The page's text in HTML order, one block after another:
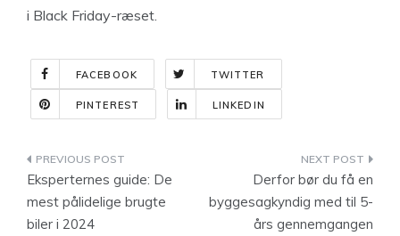
i Black Friday-ræset.
FACEBOOK TWITTER
PINTEREST LINKEDIN
Indlægsnavigation
Eksperternes guide: De
mest pålidelige brugte
biler i 2024
Derfor bør du få en
byggesagkyndig med til 5-
års gennemgangen